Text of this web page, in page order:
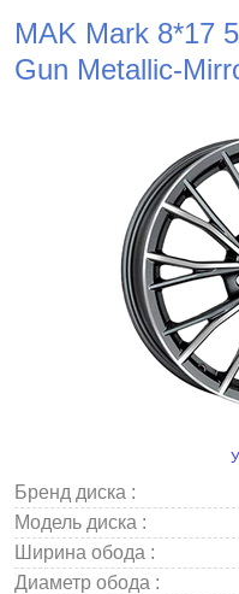
MAK Mark 8*17
Gun Metallic-
Бренд диска :
Модель диска :
Ширина обода :
Диаметр обода :